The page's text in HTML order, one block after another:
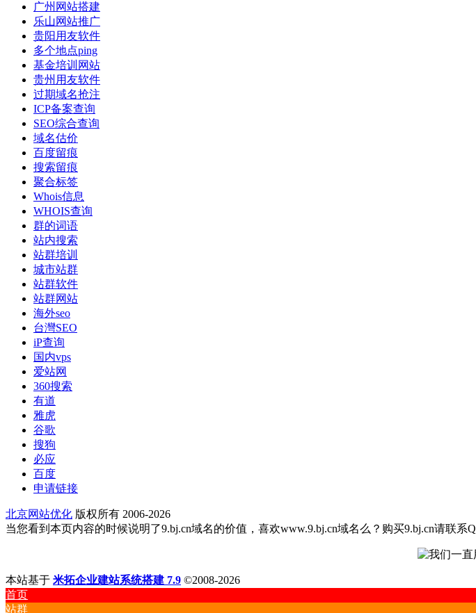
广州网站搭建
乐山网站推广
贵阳用友软件
多个地点ping
基金培训网站
贵州用友软件
过期域名抢注
ICP备案查询
SEO综合查询
域名估价
百度留痕
搜索留痕
聚合标签
Whois信息
WHOIS查询
群的词语
站内搜索
站群培训
城市站群
站群软件
站群网站
海外seo
台灣SEO
iP查询
国内vps
爱站网
360搜索
有道
雅虎
谷歌
搜狗
必应
百度
申请链接
北京网站优化 版权所有 2006-2026
当您看到本页内容的时候说明了9.bj.cn域名的价值，喜欢www.9.bj.cn域名么？购买9.bj.cn请联系
本站基于 米拓企业建站系统搭建 7.9 ©2008-2026
首页
站群